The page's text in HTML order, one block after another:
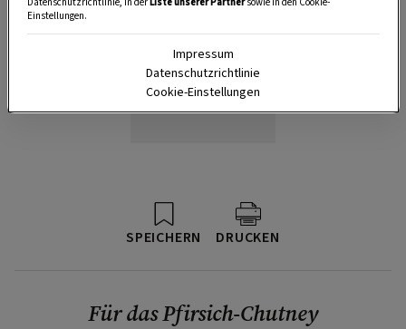
SPEICHERN DRUCKEN
Für das Pfirsich-Chutney
Einstellungen.
Impressum
Datenschutzrichtlinie
Cookie-Einstellungen